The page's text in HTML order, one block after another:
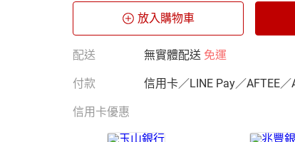
放入購物車
配送 無實體配送 免運
付款 信用卡／LINE Pay／AFTEE／
信用卡優惠